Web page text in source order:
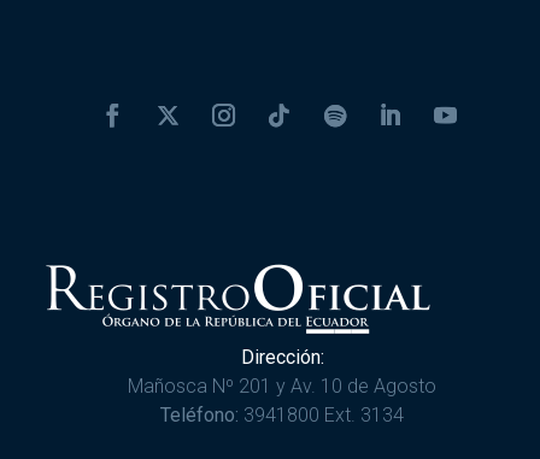
Dirección:
Mañosca Nº 201 y Av. 10 de Agosto
Teléfono: 3941800 Ext. 3134